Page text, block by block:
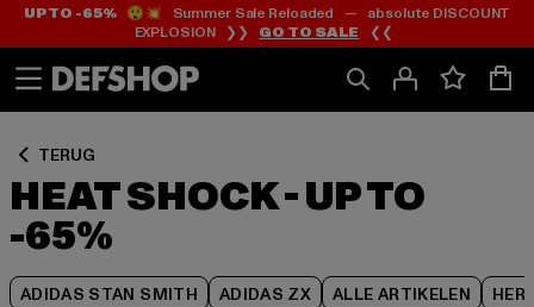
Ga
naar
Ga
naar
UP TO -65%😲💥 Summer Sale Reloaded — absolute DISCOUNT
EXPLOSION ❯❯ GO TO SALE ❮❮
TERUG
HEAT SHOCK - UP TO
-65%
ADIDAS STAN SMITH ADIDAS ZX ALLE ARTIKELEN
Ga
naar
Rooster